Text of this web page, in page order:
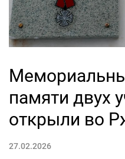
памяти двух
открыли во
27.02.2026